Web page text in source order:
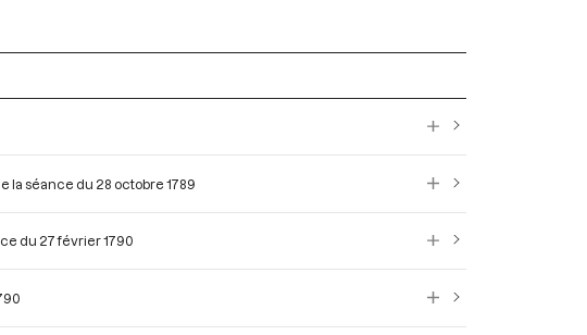
la séance du 28 octobre 1789
du 27 février 1790